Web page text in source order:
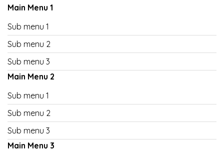
Main Menu 1
Sub menu 1
Sub menu 2
Sub menu 3
Main Menu 2
Sub menu 1
Sub menu 2
Sub menu 3
Main Menu 3